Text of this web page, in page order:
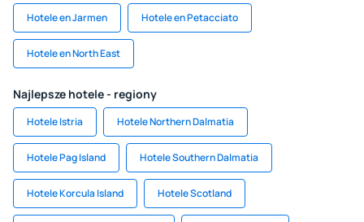
Hotele en Jarmen Hotele en Petacciato
Hotele en North East
Najlepsze hotele - regiony
Hotele Istria Hotele Northern Dalmatia
Hotele Pag Island Hotele Southern Dalmatia
Hotele Korcula Island Hotele Scotland